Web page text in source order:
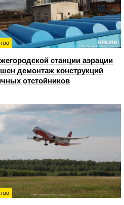
станции аэрации
демонтаж конструкций
отстойников